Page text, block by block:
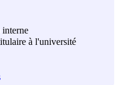
à l'université